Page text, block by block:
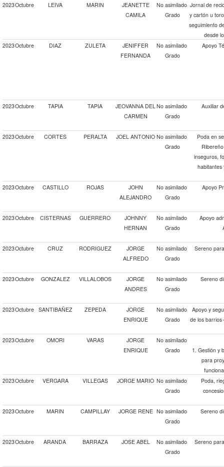
2023Octubre LEIVA MARIN
JEANETTE
CAMILA
No asimilado
Grado
Jornal de
y cartón u
seguimiento
desde
2023Octubre DIAZ ZULETA
JENIFFER
FERNANDA
No asimilado
Grado
Apoyo
2023Octubre TAPIA TAPIA
JEOVANNA DEL
CARMEN
No asimilado
Grado
Auxiliar
2023Octubre CORTES PERALTA JOEL ANTONIO No asimilado
Grado
Poda en
inseguros,
habitantes
2023Octubre CASTILLO ROJAS
JOHN
ALEJANDRO
No asimilado
Grado
Apoyo
2023Octubre CISTERNAS GUERRERO
JOHNNY
HERNAN
No asimilado
Grado
Apoyo
2023Octubre CRUZ RODRIGUEZ
JORGE
ALFREDO
No asimilado
Grado
Sereno
2023Octubre GONZALEZ VILLALOBOS
JORGE
ANDRES
No asimilado
Grado
Sereno
2023Octubre SANTIBAÑEZ ZEPEDA
JORGE
ENRIQUE
No asimilado
Grado
Apoyo y
de los barrios
2023Octubre OMORI VARAS
JORGE
ENRIQUE
No asimilado
Grado
1. Gestión y
para
2023Octubre VERGARA VILLEGAS JORGE MARIO No asimilado
Grado
Poda,
2023Octubre MARIN CAMPILLAY JORGE RENE No asimilado
Grado
Sereno
2023Octubre ARANDA BARRAZA JOSE ABEL
No asimilado
Grado
Sereno